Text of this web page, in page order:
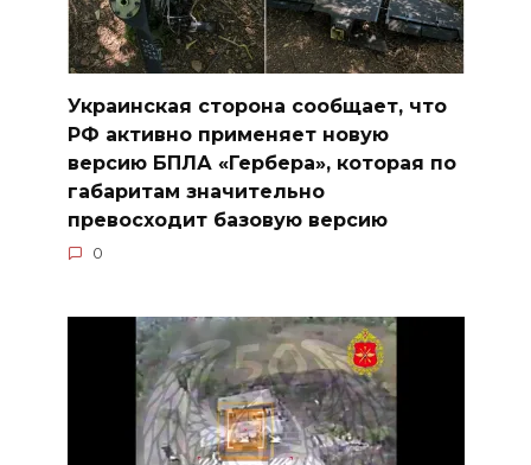
Украинская сторона сообщает, что
РФ активно применяет новую
версию БПЛА «Гербера», которая по
габаритам значительно
превосходит базовую версию
0